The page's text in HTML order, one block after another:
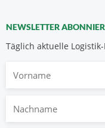
NEWSLETTER
Täglich aktuelle
Nachname